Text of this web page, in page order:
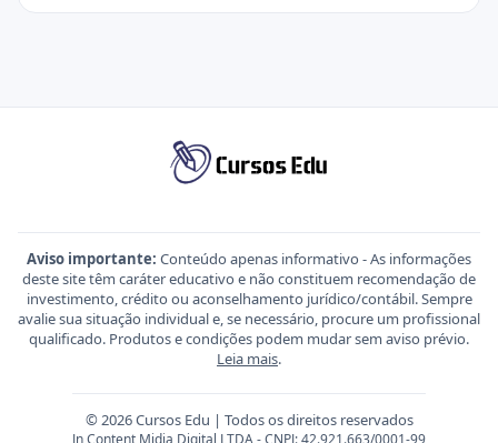
Aviso importante: Conteúdo apenas informativo - As informações
deste site têm caráter educativo e não constituem recomendação de
investimento, crédito ou aconselhamento jurídico/contábil. Sempre
avalie sua situação individual e, se necessário, procure um profissional
qualificado. Produtos e condições podem mudar sem aviso prévio.
Leia mais.
© 2026 Cursos Edu | Todos os direitos reservados
Jn Content Midia Digital LTDA - CNPJ: 42.921.663/0001-99